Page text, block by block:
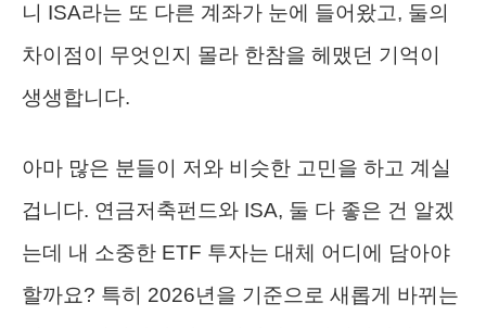
니 ISA라는 또 다른 계좌가 눈에 들어왔고, 둘의
차이점이 무엇인지 몰라 한참을 헤맸던 기억이
생생합니다.
아마 많은 분들이 저와 비슷한 고민을 하고 계실
겁니다. 연금저축펀드와 ISA, 둘 다 좋은 건 알겠
는데 내 소중한 ETF 투자는 대체 어디에 담아야
할까요? 특히 2026년을 기준으로 새롭게 바뀌는